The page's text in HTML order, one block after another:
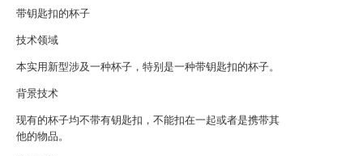
带钥匙扣的杯子
技术领域
本实用新型涉及一种杯子，特别是一种带钥匙扣的杯子。
背景技术
现有的杯子均不带有钥匙扣，不能扣在一起或者是携带其
他的物品。